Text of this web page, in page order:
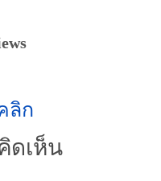
ลิก
ดเห็น